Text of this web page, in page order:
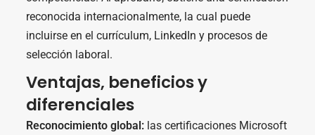
reconocida internacionalmente, la cual puede
incluirse en el currículum, LinkedIn y procesos de
selección laboral.
Ventajas, beneficios y
diferenciales
Reconocimiento global: las certificaciones Microsoft